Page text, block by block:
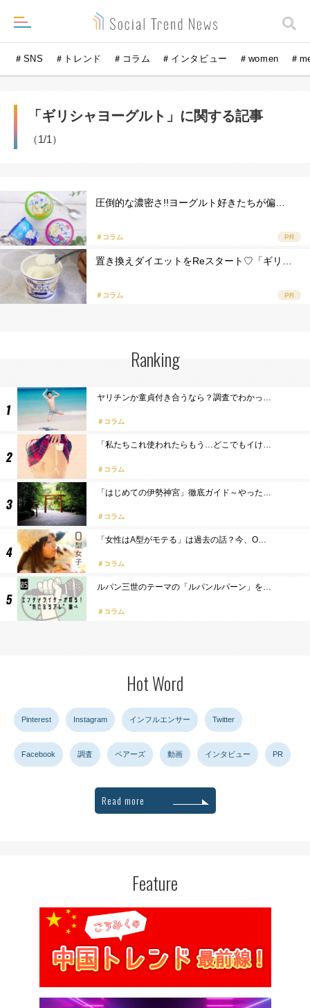
＃SNS ＃トレンド ＃コラム ＃インタビュー ＃women ＃
「ギリシャヨーグルト」に関する記事
（1/1）
圧倒的な濃密さ!!ヨーグルト好きたちが偏…
＃コラム PR
置き換えダイエットをReスタート♡「ギリ…
＃コラム PR
Ranking
ヤリチンか童貞付き合うなら？調査でわかっ…
コラム
「私たちこれ使われたらもう…どこでもイけ…
コラム
「はじめての伊勢神宮」徹底ガイド～やった…
コラム
「女性はA型がモテる」は過去の話？今、O…
コラム
ルパン三世のテーマの「ルパンルパーン」を…
コラム
Hot Word
Pinterest Instagram インフルエンサー Twitter
Facebook 調査 ペアーズ 動画 インタビュー PR
Read more
Feature